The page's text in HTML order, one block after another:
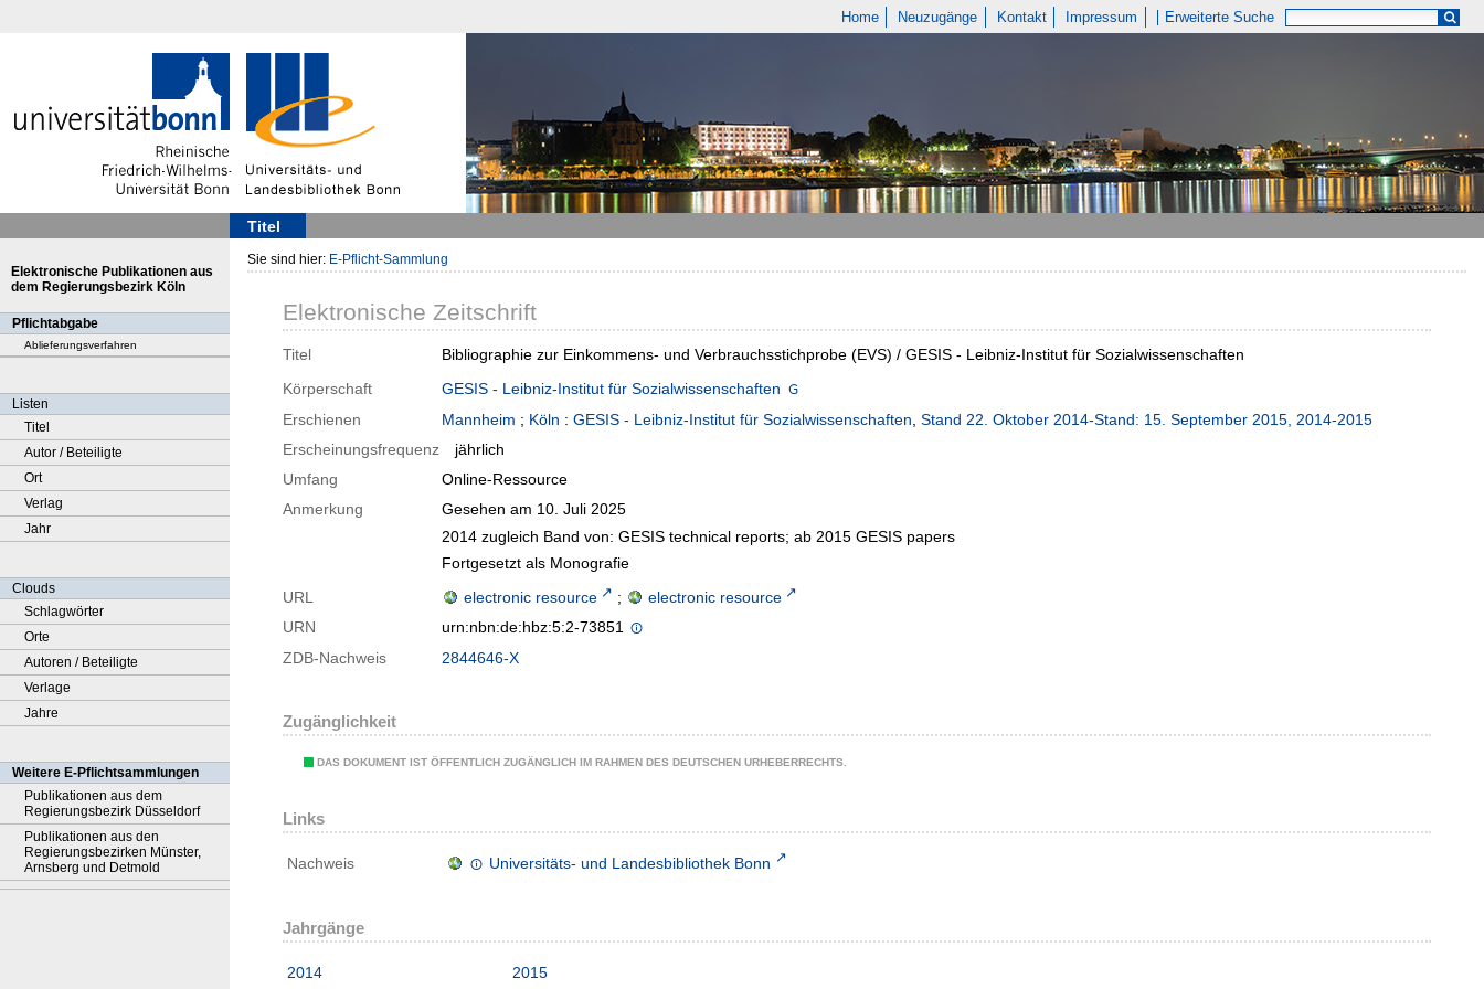
Home Neuzugänge Kontakt Impressum Erweiterte Suche
Titel
Elektronische Publikationen aus
dem Regierungsbezirk Köln
Pflichtabgabe
Ablieferungsverfahren
Listen
Titel
Autor / Beteiligte
Ort
Verlag
Jahr
Clouds
Schlagwörter
Orte
Autoren / Beteiligte
Verlage
Jahre
Weitere E-Pflichtsammlungen
Publikationen aus dem
Regierungsbezirk Düsseldorf
Publikationen aus den
Regierungsbezirken Münster,
Arnsberg und Detmold
Sie sind hier: E-Pflicht-Sammlung
Elektronische Zeitschrift
Titel
Bibliographie zur Einkommens- und Verbrauchsstichprobe (EVS) / GESIS - Leibniz-Institut für Sozialwissenschaften
Körperschaft
GESIS - Leibniz-Institut für Sozialwissenschaften
Erschienen
Mannheim ; Köln : GESIS - Leibniz-Institut für Sozialwissenschaften, Stand 22. Oktober 2014-Stand: 15. September 2015, 2014-2015
Erscheinungsfrequenz
jährlich
Umfang
Online-Ressource
Anmerkung
Gesehen am 10. Juli 2025
2014 zugleich Band von: GESIS technical reports; ab 2015 GESIS papers
Fortgesetzt als Monografie
URL
electronic resource ;
electronic resource
URN
urn:nbn:de:hbz:5:2-73851
ZDB-Nachweis
2844646-X
Zugänglichkeit
DAS DOKUMENT IST ÖFFENTLICH ZUGÄNGLICH IM RAHMEN DES DEUTSCHEN URHEBERRECHTS.
Links
Nachweis Universitäts- und Landesbibliothek Bonn
Jahrgänge
2014 2015